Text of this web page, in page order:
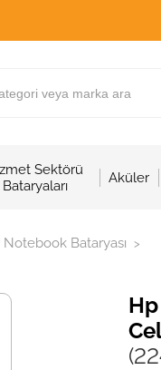
Sektörü
Bataryaları
Aküler
Notebook Bataryası >